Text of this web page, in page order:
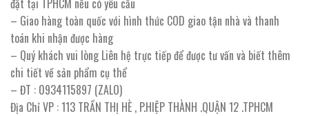
– Giao hàng toàn quốc với hình thức COD giao tận nhà và thanh
toán khi nhận được hàng
– Quý khách vui lòng Liên hệ trực tiếp để được tư vấn và biết thêm
chi tiết về sản phẩm cụ thể
– ĐT : 0934115897 (ZALO)
Địa Chỉ VP : 113 TRẦN THỊ HÈ , P.HIỆP THÀNH .QUẬN 12 .TPHCM